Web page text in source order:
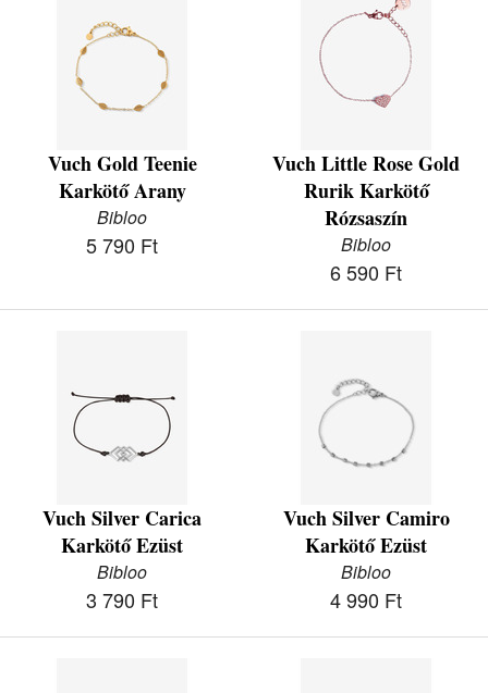
Vuch Gold Teenie
Karkötő Arany
Bibloo
5 790 Ft
Vuch Little Rose Gold
Rurik Karkötő
Rózsaszín
Bibloo
6 590 Ft
Vuch Silver Carica
Karkötő Ezüst
Bibloo
3 790 Ft
Vuch Silver Camiro
Karkötő Ezüst
Bibloo
4 990 Ft